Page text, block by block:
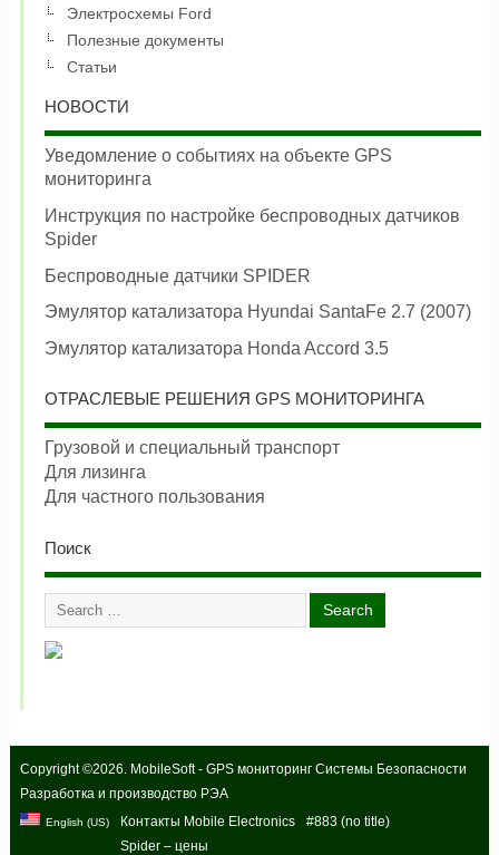
Электросхемы Ford
Полезные документы
Статьи
НОВОСТИ
Уведомление о событиях на объекте GPS
мониторинга
Инструкция по настройке беспроводных датчиков
Spider
Беспроводные датчики SPIDER
Эмулятор катализатора Hyundai SantaFe 2.7 (2007)
Эмулятор катализатора Honda Accord 3.5
ОТРАСЛЕВЫЕ РЕШЕНИЯ GPS МОНИТОРИНГА
Грузовой и специальный транспорт
Для лизинга
Для частного пользования
Поиск
Copyright ©2026. MobileSoft - GPS мониторинг Системы Безопасности
Разработка и производство РЭА
English (US) Контакты Mobile Electronics
#883 (no title)
Spider – цены